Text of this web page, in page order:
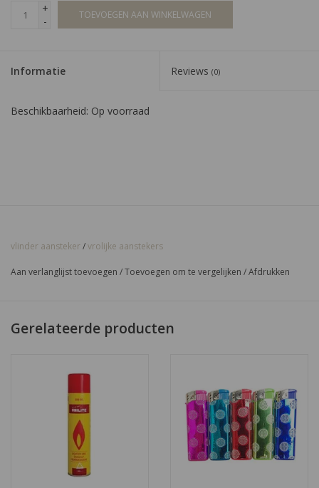
+
-
TOEVOEGEN AAN WINKELWAGEN
Informatie Reviews (0)
Beschikbaarheid: Op voorraad
vlinder aansteker /vrolijke aanstekers
Aan verlanglijst toevoegen /Toevoegen om te vergelijken /Afdrukken
Gerelateerde producten